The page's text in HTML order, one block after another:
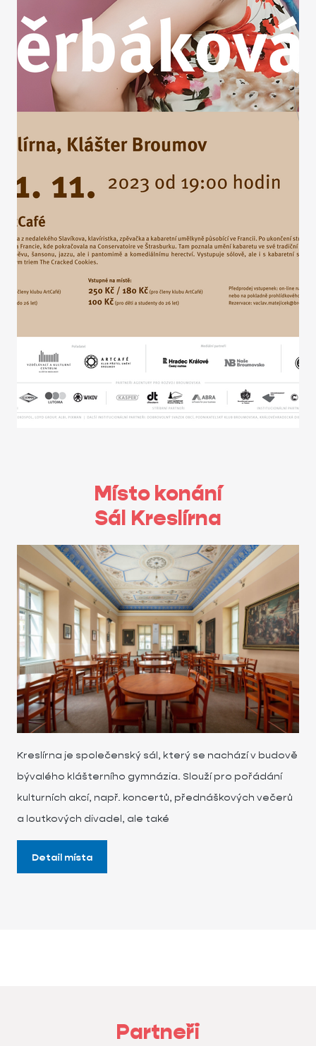
Místo konání
Sál Kreslírna
Kreslírna je společenský sál, který se nachází v budově
bývalého klášterního gymnázia. Slouží pro pořádání
kulturních akcí, např. koncertů, přednáškových večerů
a loutkových divadel, ale také
Detail místa
Partneři